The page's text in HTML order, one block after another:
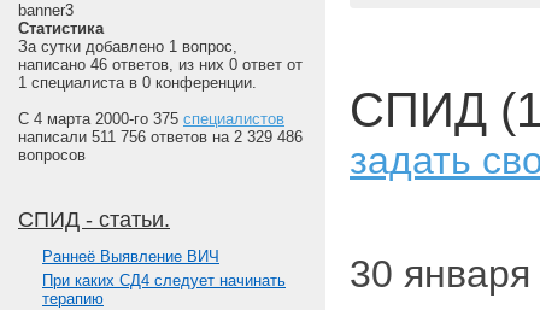
banner3
Статистика
За сутки добавлено 1 вопрос,
написано 46 ответов, из них 0 ответ от
1 специалиста в 0 конференции.
С 4 марта 2000-го 375 специалистов
написали 511 756 ответов на 2 329 486
вопросов
СПИД - статьи.
Paннеё Выявление ВИЧ
При каких СД4 следует начинать
терапию
СПИД
задать
30